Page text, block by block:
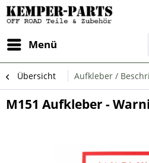
Menü
Übersicht Aufkleber /
M151 Aufkleber -